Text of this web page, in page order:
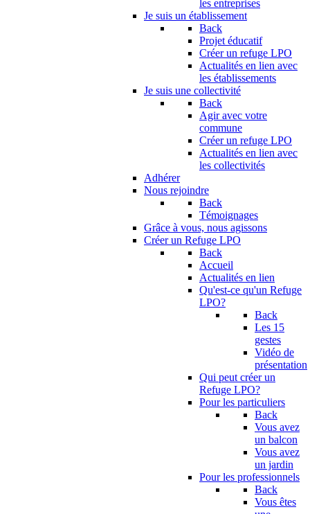
les entreprises
Je suis un établissement
Back
Projet éducatif
Créer un refuge LPO
Actualités en lien avec
les établissements
Je suis une collectivité
Back
Agir avec votre
commune
Créer un refuge LPO
Actualités en lien avec
les collectivités
Adhérer
Nous rejoindre
Back
Témoignages
Grâce à vous, nous agissons
Créer un Refuge LPO
Back
Accueil
Actualités en lien
Qu'est-ce qu'un Refuge
LPO?
Back
Les 15
gestes
Vidéo de
présentation
Qui peut créer un
Refuge LPO?
Pour les particuliers
Back
Vous avez
un balcon
Vous avez
un jardin
Pour les professionnels
Back
Vous êtes